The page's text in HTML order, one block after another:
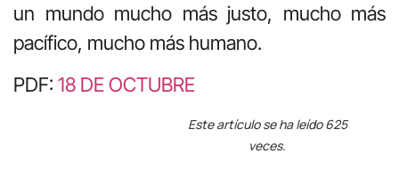
un mundo mucho más justo, mucho más
pacífico, mucho más humano.
PDF: 18 DE OCTUBRE
Este artículo se ha leído 625
veces.